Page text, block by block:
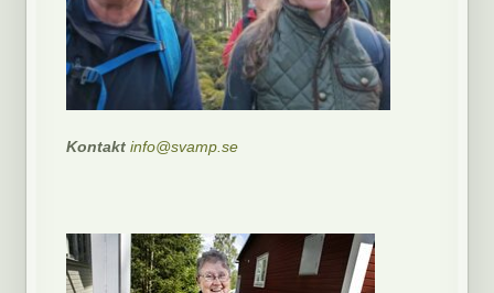
Kontaktinfo@svamp.se